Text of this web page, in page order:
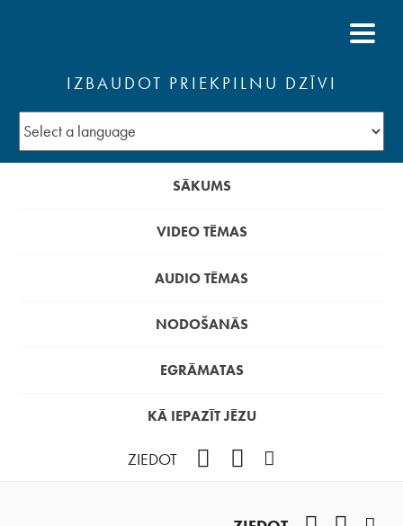
IZBAUDOT PRIEKPILNU DZĪVI
SĀKUMS
VIDEO TĒMAS
AUDIO TĒMAS
NODOŠANĀS
EGRĀMATAS
KĀ IEPAZĪT JĒZU
ZIEDOT FacebookYouTube